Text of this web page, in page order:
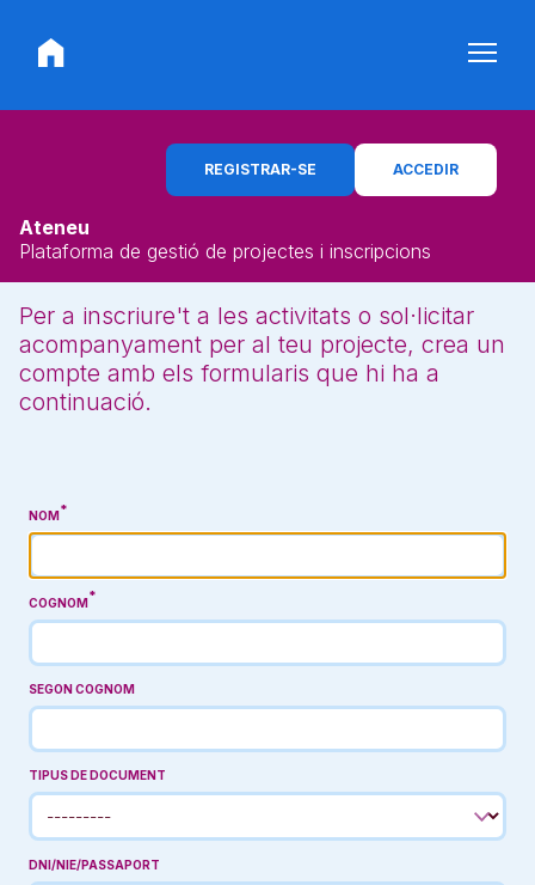
Ateneu
Plataforma de gestió de projectes i inscripcions
REGISTRAR-SE ACCEDIR
Per a inscriure't a les activitats o sol·licitar
acompanyament per al teu projecte, crea un
compte amb els formularis que hi ha a
continuació.
NOM
COGNOM
SEGON COGNOM
TIPUS DE DOCUMENT
DNI/NIE/PASSAPORT